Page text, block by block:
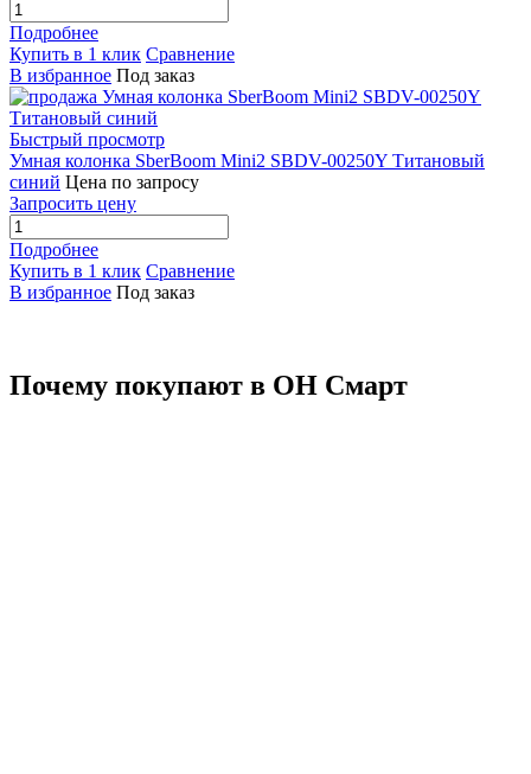
Подробнее
Купить в 1 клик Сравнение
В избранное Под заказ
Быстрый просмотр
Умная колонка SberBoom Mini2 SBDV-00250Y Титановый
синий Цена по запросу
Запросить цену
Подробнее
Купить в 1 клик Сравнение
В избранное Под заказ
Почему покупают в ОН Смарт